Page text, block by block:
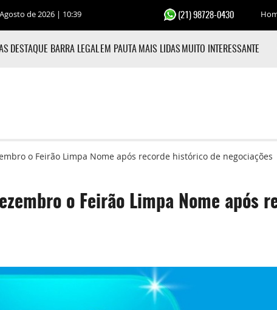
de 2026 | 10:39 (21) 98728-0430
DESTAQUE BARRA LEGAL EM PAUTA MAIS LIDAS MUITO INTERESSANTE
o Feirão Limpa Nome após recorde histórico de negociações
o Feirão Limpa Nome após